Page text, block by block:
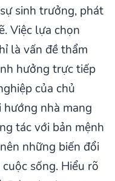
sinh trưởng, phát
Việc lựa chọn
là vấn đề thẩm
hưởng trực tiếp
của chủ
nhà mang
tác với bản mệnh
những biến đổi
sống. Hiểu rõ